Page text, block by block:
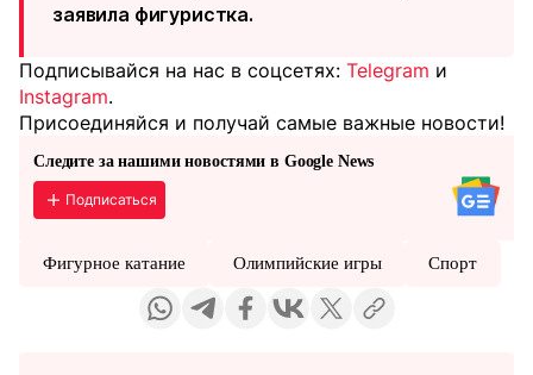
заявила фигуристка.
Подписывайся на нас в соцсетях: Telegram и
Instagram.
Присоединяйся и получай самые важные новости!
Следите за нашими новостями в Google News
Подписаться
Фигурное катание Олимпийские игры Спорт